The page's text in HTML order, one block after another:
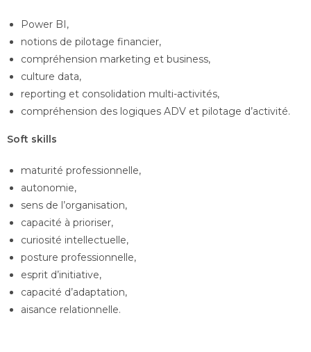
Power BI,
notions de pilotage financier,
compréhension marketing et business,
culture data,
reporting et consolidation multi-activités,
compréhension des logiques ADV et pilotage d’activité.
Soft skills
maturité professionnelle,
autonomie,
sens de l’organisation,
capacité à prioriser,
curiosité intellectuelle,
posture professionnelle,
esprit d’initiative,
capacité d’adaptation,
aisance relationnelle.